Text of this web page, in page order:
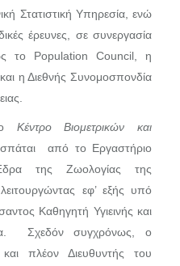
Στατιστική Υπηρεσία, ενώ
έρευνες, σε συνεργασία
το Population Council, η
η Διεθνής Συνομοσπονδία
Κέντρο Βιομετρικών και
από το Εργαστήριο
της Ζωολογίας της
εφ’ εξής υπό
Καθηγητή Υγιεινής και
Σχεδόν συγχρόνως, ο
πλέον Διευθυντής του